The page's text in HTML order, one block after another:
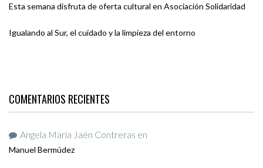
Esta semana disfruta de oferta cultural en Asociación Solidaridad
Igualando al Sur, el cuidado y la limpieza del entorno
COMENTARIOS RECIENTES
Angela María Jaén Contreras en
Manuel Bermúdez